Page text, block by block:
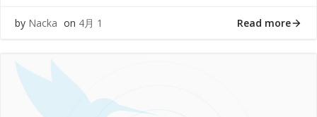
by Nacka on 4月 1 Read more